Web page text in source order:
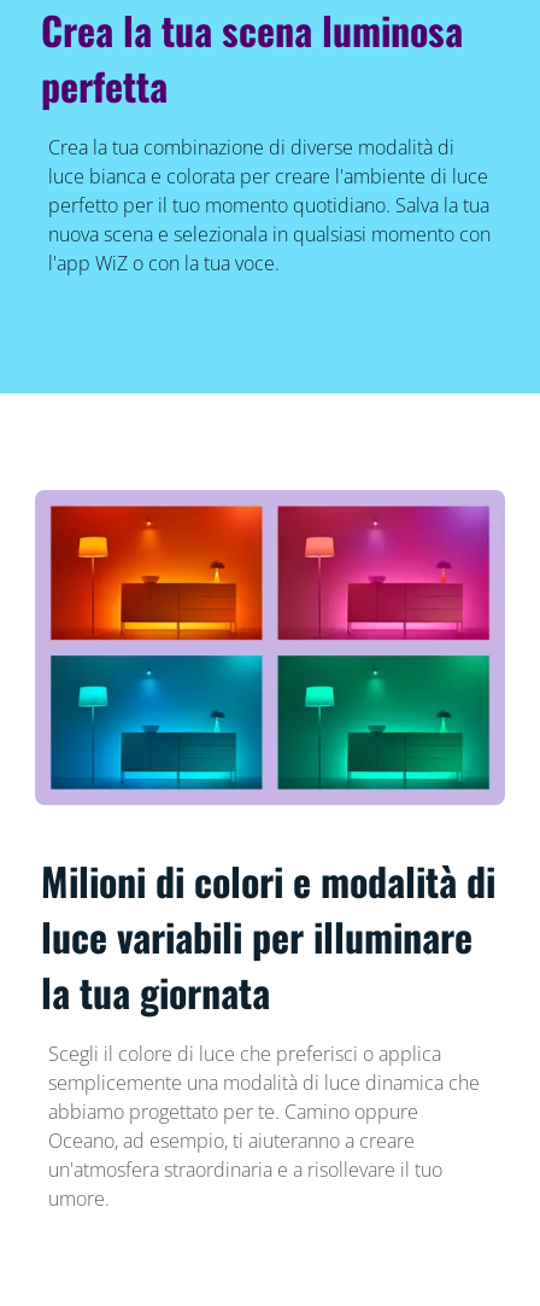
Crea la tua scena luminosa
perfetta
Crea la tua combinazione di diverse modalità di
luce bianca e colorata per creare l'ambiente di luce
perfetto per il tuo momento quotidiano. Salva la tua
nuova scena e selezionala in qualsiasi momento con
l'app WiZ o con la tua voce.
Milioni di colori e modalità di
luce variabili per illuminare
la tua giornata
Scegli il colore di luce che preferisci o applica
semplicemente una modalità di luce dinamica che
abbiamo progettato per te. Camino oppure
Oceano, ad esempio, ti aiuteranno a creare
un'atmosfera straordinaria e a risollevare il tuo
umore.